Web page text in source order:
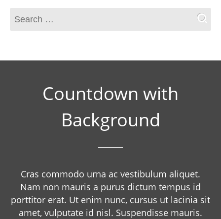
Countdown with
Background
Cras commodo urna ac vestibulum aliquet.
Nam non mauris a purus dictum tempus id
porttitor erat. Ut enim nunc, cursus ut lacinia sit
amet, vulputate id nisl. Suspendisse mauris.